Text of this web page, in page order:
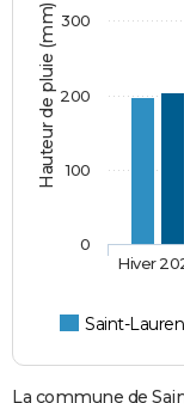
Hauteur de pluie (mm)
Saint-
Hiver
0
100
200
300
La commune de